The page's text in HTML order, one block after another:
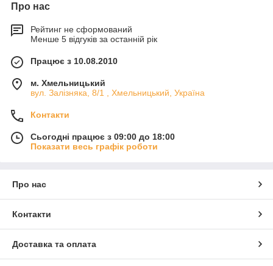
Про нас
Рейтинг не сформований
Менше 5 відгуків за останній рік
Працює з 10.08.2010
м. Хмельницький
вул. Залізняка, 8/1 , Хмельницький, Україна
Контакти
Сьогодні працює з 09:00 до 18:00
Показати весь графік роботи
Про нас
Контакти
Доставка та оплата